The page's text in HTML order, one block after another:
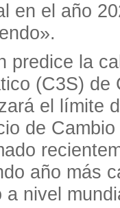
en el año
predice la
(C3S) de
el límite
de
año más
a nivel